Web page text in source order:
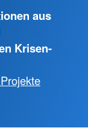
aus
Krisen-